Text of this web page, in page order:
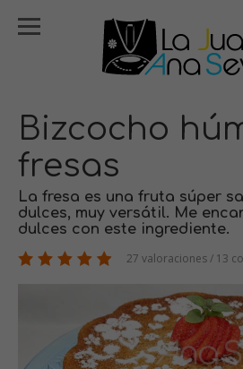
Bizcocho
fresas
La fresa es una fruta súper
dulces, muy versátil. Me
dulces con este ingrediente.
27 valoraciones / 13